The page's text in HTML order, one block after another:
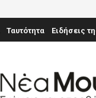
Ταυτότητα Ειδήσεις